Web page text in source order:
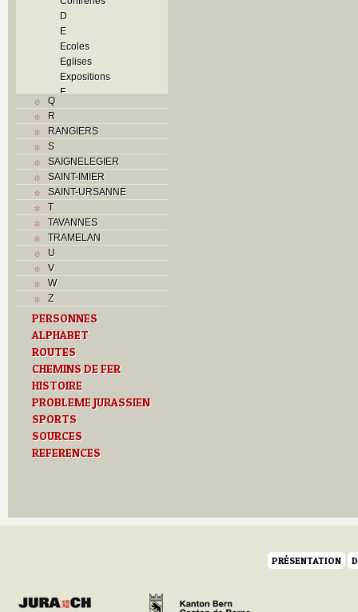
D
E
Ecoles
Eglises
Expositions
F
H
I
J
K
M
Monuments historiques
Paroisses
R
S
Sociétés locales
T
U
V
Z
Q
R
RANGIERS
S
SAIGNELEGIER
SAINT-IMIER
SAINT-URSANNE
T
TAVANNES
TRAMELAN
U
V
W
Z
PERSONNES
ALPHABET
ROUTES
CHEMINS DE FER
HISTOIRE
PROBLEME JURASSIEN
SPORTS
SOURCES
REFERENCES
PRÉSENTATION